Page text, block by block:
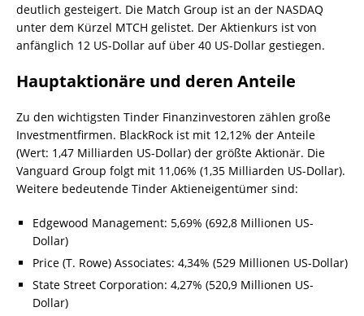
deutlich gesteigert. Die Match Group ist an der NASDAQ
unter dem Kürzel MTCH gelistet. Der Aktienkurs ist von
anfänglich 12 US-Dollar auf über 40 US-Dollar gestiegen.
Hauptaktionäre und deren Anteile
Zu den wichtigsten Tinder Finanzinvestoren zählen große
Investmentfirmen. BlackRock ist mit 12,12% der Anteile
(Wert: 1,47 Milliarden US-Dollar) der größte Aktionär. Die
Vanguard Group folgt mit 11,06% (1,35 Milliarden US-Dollar).
Weitere bedeutende Tinder Aktieneigentümer sind:
Edgewood Management: 5,69% (692,8 Millionen US-
Dollar)
Price (T. Rowe) Associates: 4,34% (529 Millionen US-Dollar)
State Street Corporation: 4,27% (520,9 Millionen US-
Dollar)